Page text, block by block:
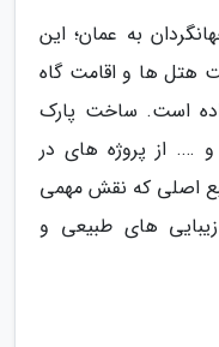
به عمان؛ این
هتل ها و اقامت گاه
است. ساخت پارک
و …. از پروژه های در
اصلی که نقش مهمی
های طبیعی و